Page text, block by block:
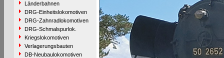
Länderbahnen
DRG-Einheitslokomotiven
DRG-Zahnradlokomotiven
DRG-Schmalspurlok.
Kriegslokomotiven
Verlagerungsbauten
DB-Neubaulokomotiven